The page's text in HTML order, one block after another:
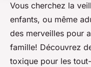
Vous cherchez la
enfants, ou même
des merveilles pour
famille! Découvrez
toxique pour les